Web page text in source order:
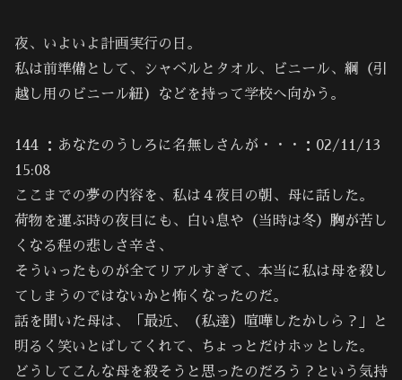
夜、いよいよ計画実行の日。
私は前準備として、シャベルとタオル、ビニール、綱（引
越し用のビニール紐）などを持って学校へ向かう。
144 ：あなたのうしろに名無しさんが・・・：02/11/13
15:08
ここまでの夢の内容を、私は４夜目の朝、母に話した。
荷物を運ぶ時の夜目にも、白い息や（当時は冬）胸が苦し
くなる程の悲しさ辛さ、
そういったものが全てリアルすぎて、本当に私は母を殺し
てしまうのではないかと怖くなったのだ。
話を聞いた母は、「最近、（私達）喧嘩したかしら？」と
明るく笑いとばしてくれて、ちょっとだけホッとした。
どうしてこんな母を殺そうと思ったのだろう？という気持